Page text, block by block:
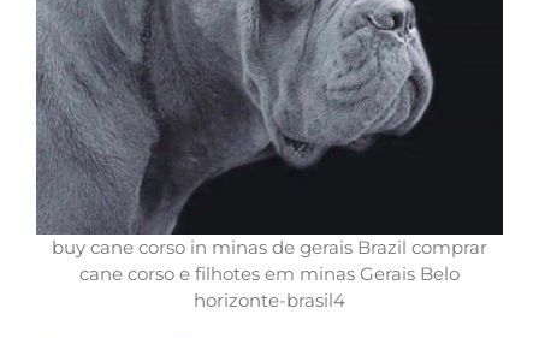
buy cane corso in minas de gerais Brazil comprar
cane corso e filhotes em minas Gerais Belo
horizonte-brasil4